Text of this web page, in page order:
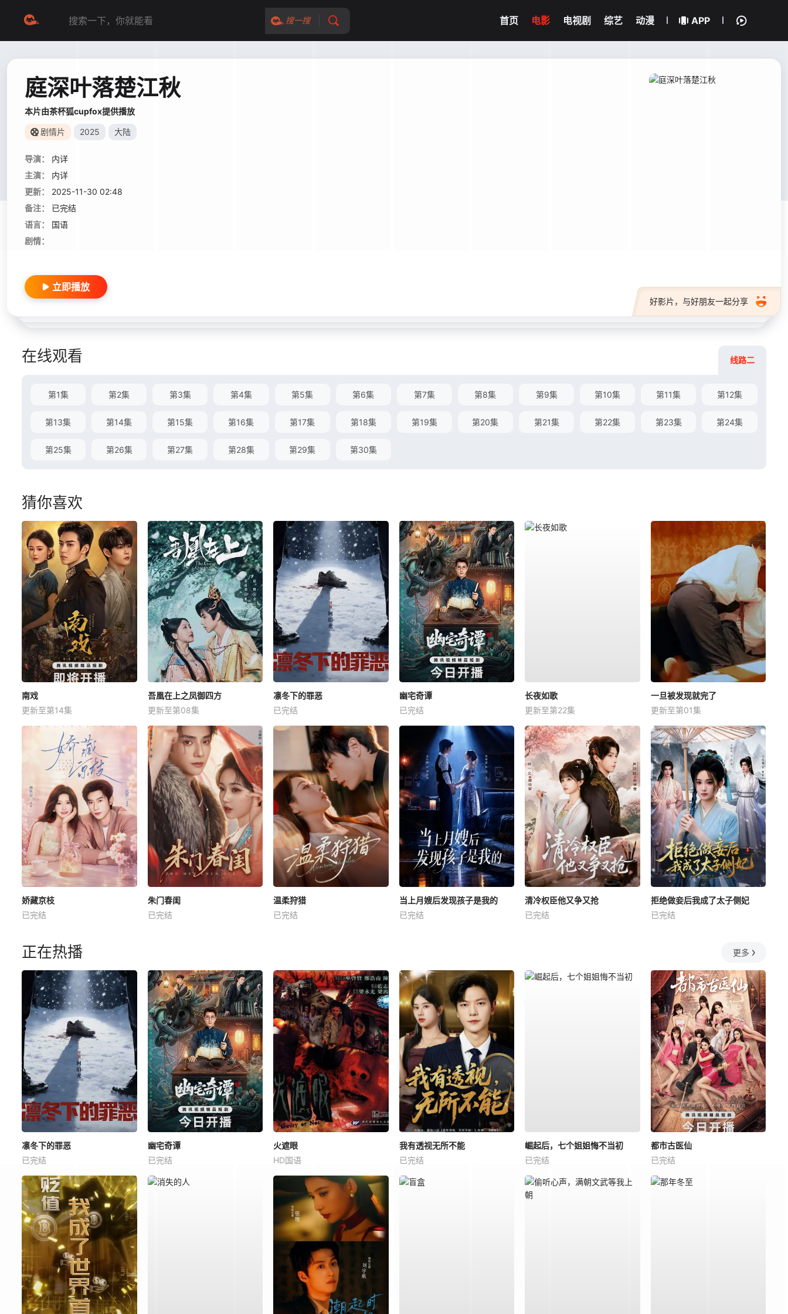
搜一搜 首页 电影 电视剧 综艺 动漫 APP
庭深叶落楚江秋
本片由茶杯狐cupfox提供播放
剧情片 2025 大陆
导演：
内详
主演：
内详
更新：
2025-11-30 02:48
备注：
已完结
语言：
国语
剧情：
好影片，与好朋友一起分享
立即播放
在线观看 线路二
第1集 第2集 第3集 第4集 第5集 第6集 第7集 第8集 第9集 第10集 第11集 第12集
第13集 第14集 第15集 第16集 第17集 第18集 第19集 第20集 第21集 第22集 第23集 第24集
第25集 第26集 第27集 第28集 第29集 第30集
猜你喜欢
南戏
更新至第14集
吾凰在上之凤御四方
更新至第08集
凛冬下的罪恶
已完结
幽宅奇谭
已完结
长夜如歌
更新至第22集
一旦被发现就完了
更新至第01集
娇藏京枝
已完结
朱门春闺
已完结
温柔狩猎
已完结
当上月嫂后发现孩子是我的
已完结
清冷权臣他又争又抢
已完结
拒绝做妾后我成了太子侧妃
已完结
正在热播 更多
凛冬下的罪恶
已完结
幽宅奇谭
已完结
火遮眼
HD国语
我有透视无所不能
已完结
崛起后，七个姐姐悔不当初
已完结
都市古医仙
已完结